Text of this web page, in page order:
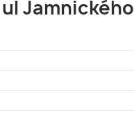
ul Jamnického